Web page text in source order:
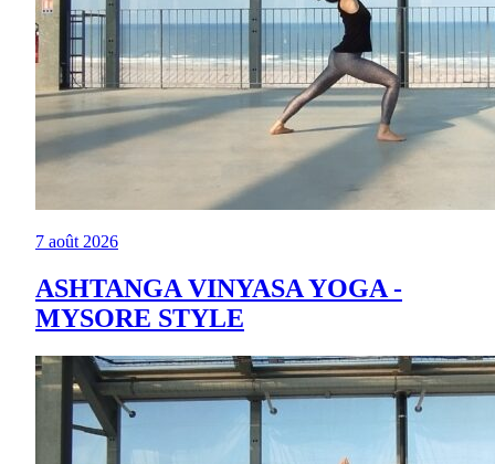
7 août 2026
ASHTANGA VINYASA YOGA -
MYSORE STYLE